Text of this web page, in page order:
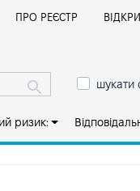
ПРО РЕЄСТР
шукати
ризик: